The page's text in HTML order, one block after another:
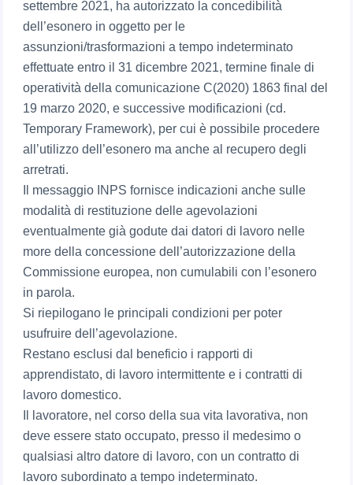
settembre 2021, ha autorizzato la concedibilità
dell’esonero in oggetto per le
assunzioni/trasformazioni a tempo indeterminato
effettuate entro il 31 dicembre 2021, termine finale di
operatività della comunicazione C(2020) 1863 final del
19 marzo 2020, e successive modificazioni (cd.
Temporary Framework), per cui è possibile procedere
all’utilizzo dell’esonero ma anche al recupero degli
arretrati.
Il messaggio INPS fornisce indicazioni anche sulle
modalità di restituzione delle agevolazioni
eventualmente già godute dai datori di lavoro nelle
more della concessione dell’autorizzazione della
Commissione europea, non cumulabili con l’esonero
in parola.
Si riepilogano le principali condizioni per poter
usufruire dell’agevolazione.
Restano esclusi dal beneficio i rapporti di
apprendistato, di lavoro intermittente e i contratti di
lavoro domestico.
Il lavoratore, nel corso della sua vita lavorativa, non
deve essere stato occupato, presso il medesimo o
qualsiasi altro datore di lavoro, con un contratto di
lavoro subordinato a tempo indeterminato.